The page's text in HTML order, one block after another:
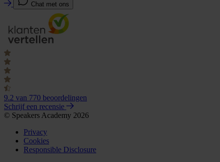
Chat met ons
9.2 van 770 beoordelingen
Schrijf een recensie
© Speakers Academy 2026
Privacy
Cookies
Responsible Disclosure